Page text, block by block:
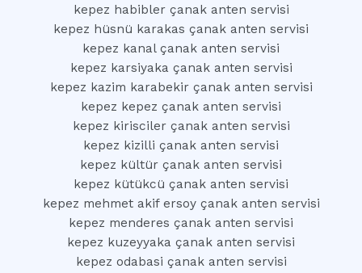
kepez habibler çanak anten servisi
kepez hüsnü karakas çanak anten servisi
kepez kanal çanak anten servisi
kepez karsiyaka çanak anten servisi
kepez kazim karabekir çanak anten servisi
kepez kepez çanak anten servisi
kepez kirisciler çanak anten servisi
kepez kizilli çanak anten servisi
kepez kültür çanak anten servisi
kepez kütükcü çanak anten servisi
kepez mehmet akif ersoy çanak anten servisi
kepez menderes çanak anten servisi
kepez kuzeyyaka çanak anten servisi
kepez odabasi çanak anten servisi